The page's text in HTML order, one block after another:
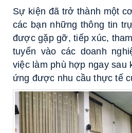
Sự kiện đã trở thành một
các bạn những thông tin
được gặp gỡ, tiếp xúc,
tuyển vào các doanh
việc làm phù hợp ngay sau
ứng được nhu cầu thực tế